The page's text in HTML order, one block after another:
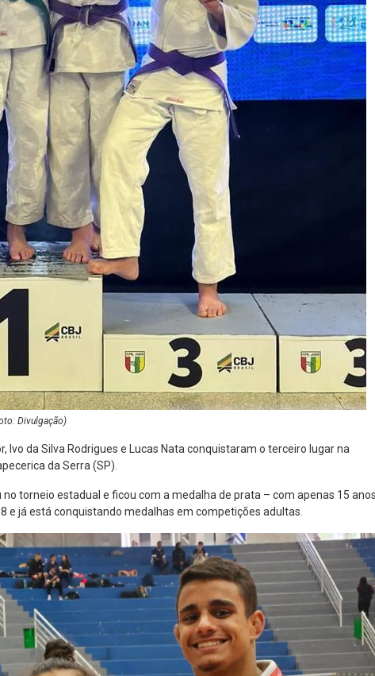
Divulgação)
Ivo da Silva Rodrigues e Lucas Nata conquistaram o terceiro lugar na
da Serra (SP).
torneio estadual e ficou com a medalha de prata – com apenas 15
e já está conquistando medalhas em competições adultas.